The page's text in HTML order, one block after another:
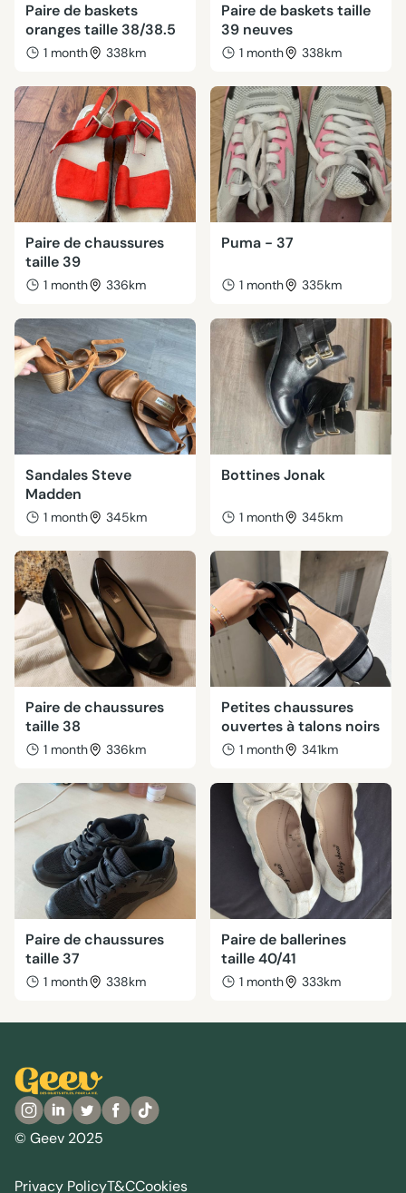
Paire de baskets
oranges taille 38/38.5
1 month 338km
Paire de baskets taille
39 neuves
1 month 338km
Paire de chaussures
taille 39
1 month 336km
Puma - 37
1 month 335km
Sandales Steve
Madden
1 month 345km
Bottines Jonak
1 month 345km
Paire de chaussures
taille 38
1 month 336km
Petites chaussures
ouvertes à talons noirs
1 month 341km
Paire de chaussures
taille 37
1 month 338km
Paire de ballerines
taille 40/41
1 month 333km
© Geev 2025
Privacy PolicyT&CCookies